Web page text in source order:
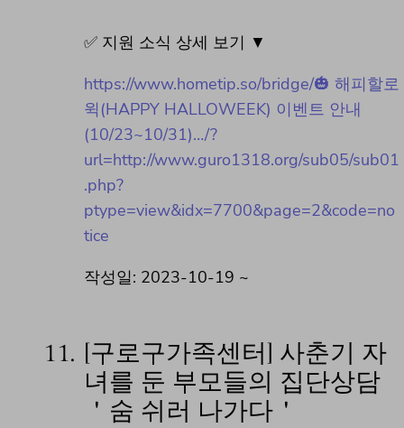
✅ 지원 소식 상세 보기 ▼
https://www.hometip.so/bridge/🎃 해피할로
윅(HAPPY HALLOWEEK) 이벤트 안내
(10/23~10/31)…/?
url=http://www.guro1318.org/sub05/sub01
.php?
ptype=view&idx=7700&page=2&code=no
tice
작성일: 2023-10-19 ~
11.
[구로구가족센터] 사춘기 자
녀를 둔 부모들의 집단상담
＇숨 쉬러 나가다＇